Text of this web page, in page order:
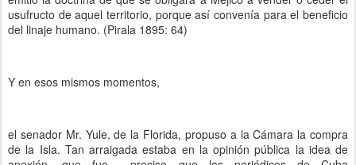
usufructo de aquel territorio, porque así convenía para el beneficio
del linaje humano. (Pirala 1895: 64)
Y en esos mismos momentos,
el senador Mr. Yule, de la Florida, propuso a la Cámara la compra
de la Isla. Tan arraigada estaba en la opinión pública la idea de